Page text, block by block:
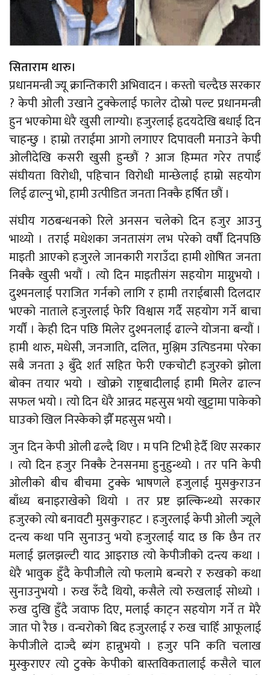
सिताराम थारु।
प्रधानमन्त्री ज्यू क्रान्तिकारी अभिवादन । कस्तो चल्दैछ सरकार
? केपी ओली उखाने टुक्केलाई फालेर दोस्रो पल्ट प्रधानमन्त्री
हुन भएकोमा धेरै खुसी लाग्यो। हजुरलाई हृदयदेखि बधाई दिन
चाहन्छु । हाम्रो तराईमा आगो लगाएर दिपावली मनाउने केपी
ओलीदेखि कसरी खुसी हुन्छौं ? आज हिम्मत गरेर तपाईँ
संघीयता विरोधी, पहिचान विरोधी मान्छेलाई हाम्रो सहयोग
लिई ढाल्नु भो, हामी उत्पीडित जनता निक्कै हर्षित छौं ।
संघीय गठबन्धनको रिले अनसन चलेको दिन हजुर आउनु
भाथ्यो । तराई मधेशका जनतासंग लभ परेको वर्षौं दिनपछि
माइती आएको हजुरले जानकारी गराउँदा हामी शोषित जनता
निक्कै खुसी भयौं । त्यो दिन माइतीसंग सहयोग माग्नुभयो ।
दुश्मनलाई पराजित गर्नको लागि र हामी तराईबासी दिलदार
भएको नाताले हजुरलाई फेरि विश्वास गर्दै सहयोग गर्ने बाचा
गर्यौं । केही दिन पछि मिलेर दुश्मनलाई ढाल्ने योजना बन्यौं ।
हामी थारु, मधेसी, जनजाति, दलित, मुश्लिम उत्पिडनमा परेका
सबै जनता ३ बुँदे शर्त सहित फेरी एकचोटी हजुरको झोला
बोक्न तयार भयो । खोक्रो राष्ट्रबादीलाई हामी मिलेर ढाल्न
सफल भयो । त्यो दिन धेरै आन्नद महसुस भयो खुट्टामा पाकेको
घाउको खिल निस्केको झैँ महसुस भयोे ।
जुन दिन केपी ओली ढल्दै थिए । म पनि टिभी हेर्दै थिए सरकार
। त्यो दिन हजुर निक्कै टेनसनमा हुनुहुन्थ्यो । तर पनि केपी
ओलीको बीच बीचमा टुक्के भाषणले हजुलाई मुसकुराउन
बाँध्य बनाइराखेको थियो । तर प्रष्ट झल्किन्थ्यो सरकार
हजुरको त्यो बनावटी मुसकुराहट । हजुरलाई केपी ओली ज्यूले
दन्त्य कथा पनि सुनाउनु भयो हजुरलाई याद छ कि छैन तर
मलाई झलझल्टी याद आइराछ त्यो केपीजीको दन्त्य कथा ।
धेरै भावुक हुँदै केपीजीले त्यो फलामे बन्चरो र रुखको कथा
सुनाउनुभयो । रुख रुँदै थियो, कसैले त्यो रुखलाई सोध्यो ।
रुख दुखि हुँदै जवाफ दिए, मलाई काट्न सहयोग गर्ने त मेरै
जात पो रैछ । वन्चरोको बिद हजुरलाई र रुख चाहिँ आफूलाई
केपीजीले दाज्दै ब्यंग हान्नुभयो । हजुर पनि कति चलाख
मुस्कुराएर त्यो टुक्के केपीको बास्तविकतालाई कसैले चाल